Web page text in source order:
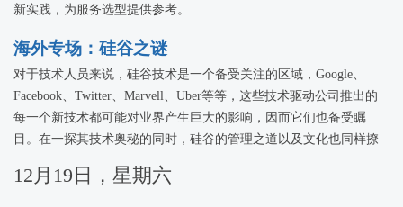
新实践，为服务选型提供参考。
海外专场：硅谷之谜
对于技术人员来说，硅谷技术是一个备受关注的区域，Google、
Facebook、Twitter、Marvell、Uber等等，这些技术驱动公司推出的
每一个新技术都可能对业界产生巨大的影响，因而它们也备受瞩
目。在一探其技术奥秘的同时，硅谷的管理之道以及文化也同样撩
探求之路以及对硅谷文化的深层次认识揭示硅谷之谜。
12月19日，星期六